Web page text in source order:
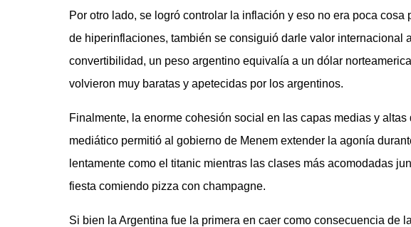
Por otro lado, se logró controlar la inflación y eso no era poca
de hiperinflaciones, también se consiguió darle valor internacional
convertibilidad, un peso argentino equivalía a un dólar
volvieron muy baratas y apetecidas por los argentinos.
Finalmente, la enorme cohesión social en las capas medias y
mediático permitió al gobierno de Menem extender la agonía
lentamente como el titanic mientras las clases más acomodadas
fiesta comiendo pizza con champagne.
Si bien la Argentina fue la primera en caer como consecuencia de